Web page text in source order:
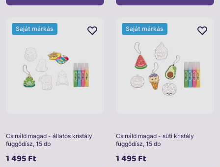
Csináld magad - állatos kristály
függődísz, 15 db
1 495 Ft
Saját márkás
Csináld magad - süti kristály
függődísz, 15 db
1 495 Ft
Saját márkás